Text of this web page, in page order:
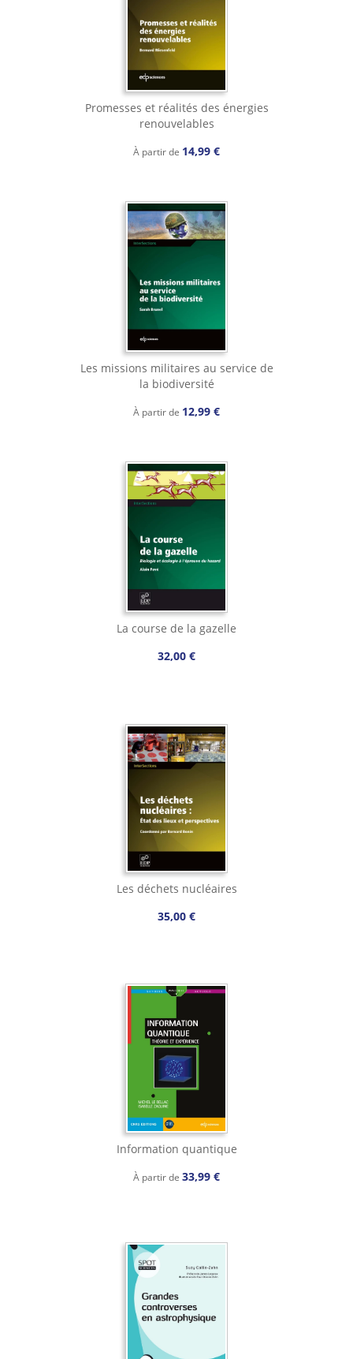
Promesses et réalités des énergies
renouvelables
À partir de 14,99 €
Les missions militaires au service de
la biodiversité
À partir de 12,99 €
La course de la gazelle
32,00 €
Les déchets nucléaires
35,00 €
Information quantique
À partir de 33,99 €